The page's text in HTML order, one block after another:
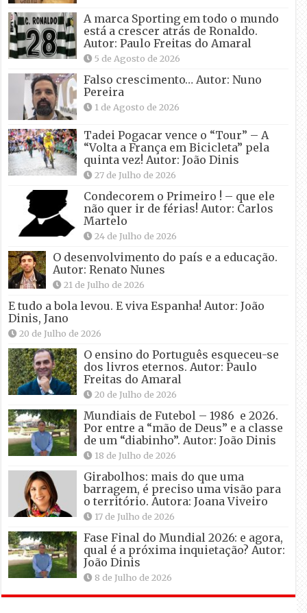
A marca Sporting em todo o mundo
está a crescer atrás de Ronaldo.
Autor: Paulo Freitas do Amaral
5 de Agosto de 2026
Falso crescimento… Autor: Nuno
Pereira
1 de Agosto de 2026
Tadei Pogacar vence o “Tour” – A
“Volta a França em Bicicleta” pela
quinta vez! Autor: João Dinis
27 de Julho de 2026
Condecorem o Primeiro ! – que ele
não quer ir de férias! Autor: Carlos
Martelo
24 de Julho de 2026
O desenvolvimento do país e a educação.
Autor: Renato Nunes
21 de Julho de 2026
E tudo a bola levou. E viva Espanha! Autor: João
Dinis, Jano
20 de Julho de 2026
O ensino do Português esqueceu-se
dos livros eternos. Autor: Paulo
Freitas do Amaral
20 de Julho de 2026
Mundiais de Futebol – 1986 e 2026.
Por entre a “mão de Deus” e a classe
de um “diabinho”. Autor: João Dinis
18 de Julho de 2026
Girabolhos: mais do que uma
barragem, é preciso uma visão para
o território. Autora: Joana Viveiro
17 de Julho de 2026
Fase Final do Mundial 2026: e agora,
qual é a próxima inquietação? Autor:
João Dinis
8 de Julho de 2026